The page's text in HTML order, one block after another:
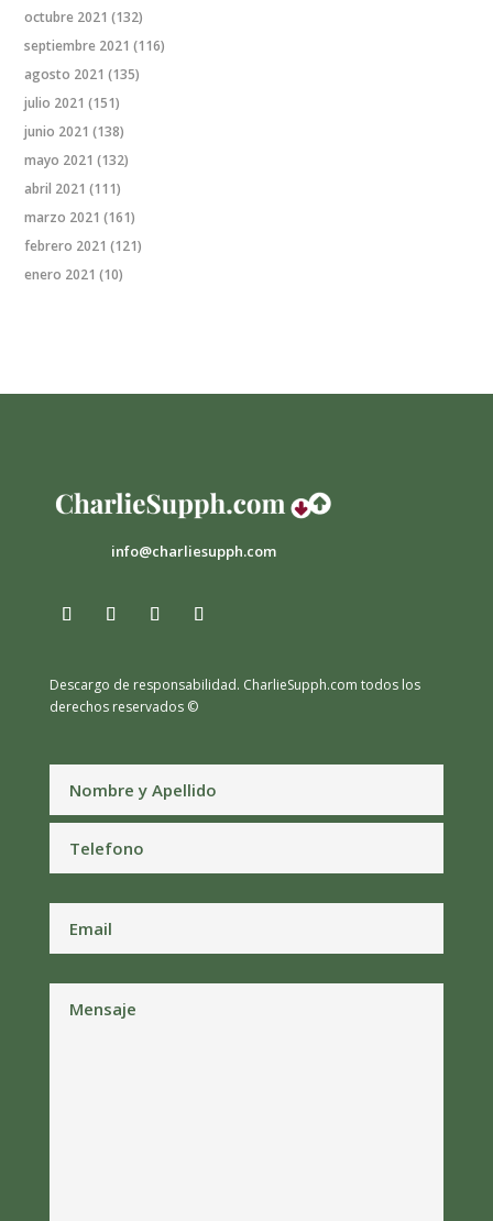
octubre 2021 (132)
septiembre 2021 (116)
agosto 2021 (135)
julio 2021 (151)
junio 2021 (138)
mayo 2021 (132)
abril 2021 (111)
marzo 2021 (161)
febrero 2021 (121)
enero 2021 (10)
info@charliesupph.com
Descargo de responsabilidad. CharlieSupph.com todos los
derechos reservados ©